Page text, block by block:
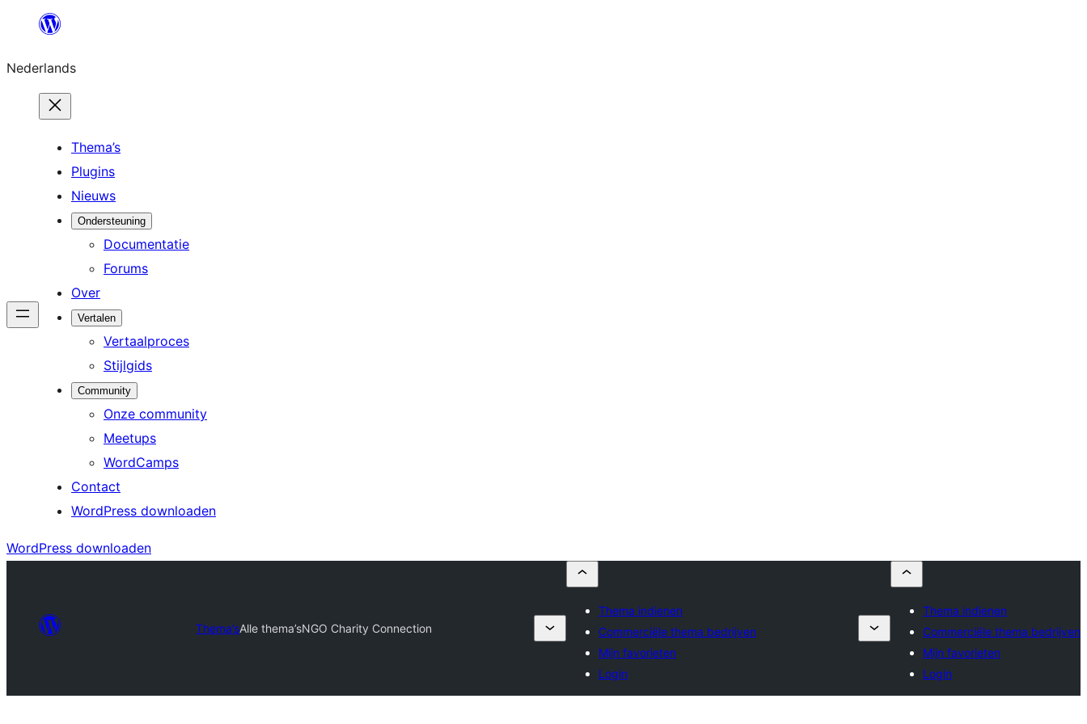
de
inhoud
Nederlands
Thema’s
Plugins
Nieuws
Ondersteuning
Documentatie
Forums
Over
Vertalen
Vertaalproces
Stijlgids
Community
Onze community
Meetups
WordCamps
Contact
WordPress downloaden
WordPress downloaden
Thema’sAlle thema’sNGO Charity Connection
Thema indienen
Commerciële thema bedrijven
Mijn favorieten
Login
Thema indienen
Commerciële thema bedrijven
Mijn favorieten
Login